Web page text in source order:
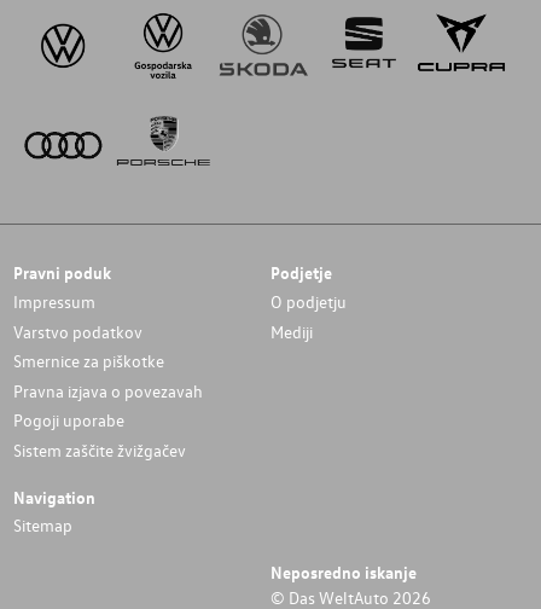
Pravni poduk
Impressum
Varstvo podatkov
Smernice za piškotke
Pravna izjava o povezavah
Pogoji uporabe
Sistem zaščite žvižgačev
Podjetje
O podjetju
Mediji
Navigation
Sitemap
Neposredno iskanje
© Das WeltAuto 2026